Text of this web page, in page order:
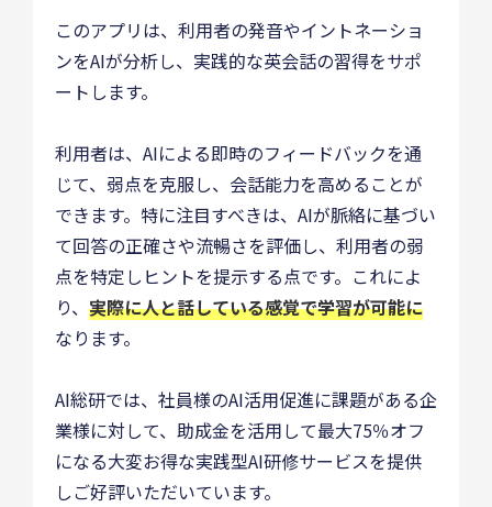
このアプリは、利用者の発音やイントネーショ
ンをAIが分析し、実践的な英会話の習得をサポ
ートします。
利用者は、AIによる即時のフィードバックを通
じて、弱点を克服し、会話能力を高めることが
できます。特に注目すべきは、AIが脈絡に基づい
て回答の正確さや流暢さを評価し、利用者の弱
点を特定しヒントを提示する点です。これによ
り、 実際に人と話している感覚で学習が可能に
なります。
AI総研では、社員様のAI活用促進に課題がある企
業様に対して、助成金を活用して最大75％オフ
になる大変お得な実践型AI研修サービスを提供
しご好評いただいています。